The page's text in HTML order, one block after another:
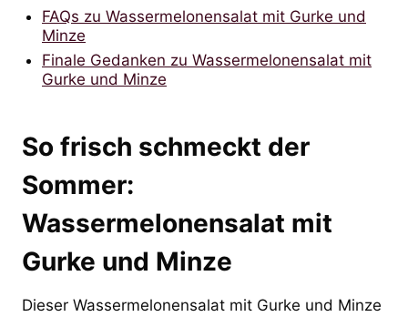
FAQs zu Wassermelonensalat mit Gurke und
Minze
Finale Gedanken zu Wassermelonensalat mit
Gurke und Minze
So frisch schmeckt der
Sommer:
Wassermelonensalat mit
Gurke und Minze
Dieser Wassermelonensalat mit Gurke und Minze